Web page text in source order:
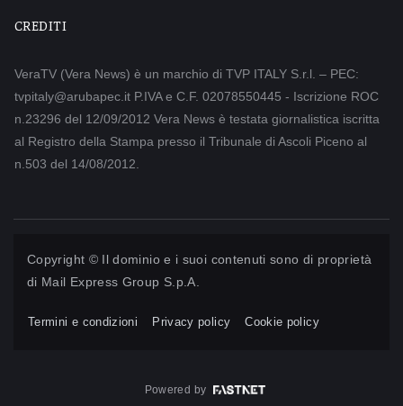
CREDITI
VeraTV (Vera News) è un marchio di TVP ITALY S.r.l. – PEC:
tvpitaly@arubapec.it P.IVA e C.F. 02078550445 - Iscrizione ROC
n.23296 del 12/09/2012 Vera News è testata giornalistica iscritta
al Registro della Stampa presso il Tribunale di Ascoli Piceno al
n.503 del 14/08/2012.
Copyright © Il dominio e i suoi contenuti sono di proprietà
di Mail Express Group S.p.A.
Termini e condizioni Privacy policy Cookie policy
Powered by